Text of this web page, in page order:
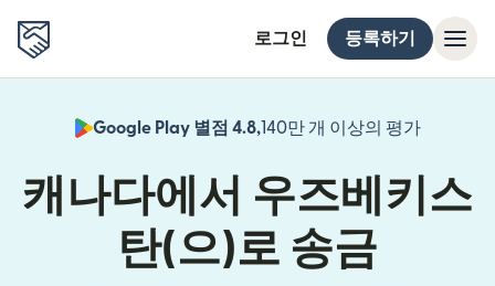
로그인 등록하기
Google Play 별점 4.8,140만 개 이상의 평가
캐나다에서 우즈베키스
탄(으)로 송금